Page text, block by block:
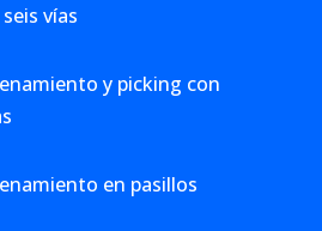
vías
y picking con
en pasillos